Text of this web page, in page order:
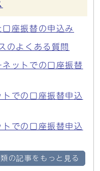
座振替の申込み
のよくある質問
ットでの口座振替
での口座振替申込
での口座振替申込
の記事をもっと見る